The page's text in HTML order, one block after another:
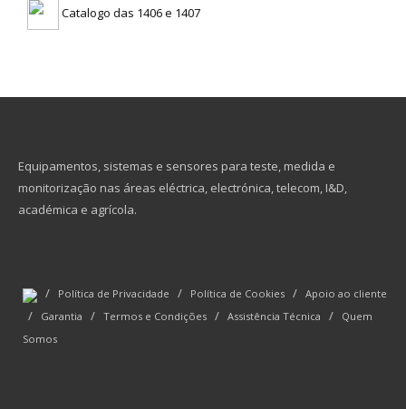
Catalogo das 1406 e 1407
Equipamentos, sistemas e sensores para teste, medida e
monitorização nas áreas eléctrica, electrónica, telecom, I&D,
académica e agrícola.
/ Política de Privacidade / Política de Cookies / Apoio ao cliente
/ Garantia / Termos e Condições / Assistência Técnica /
Quem
Somos